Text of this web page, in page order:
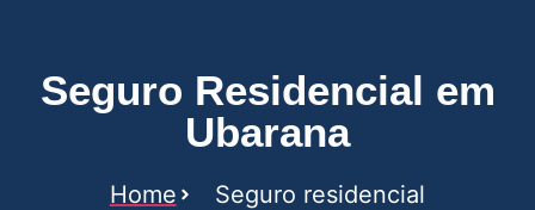
Seguro Residencial em
Ubarana
Home Seguro residencial